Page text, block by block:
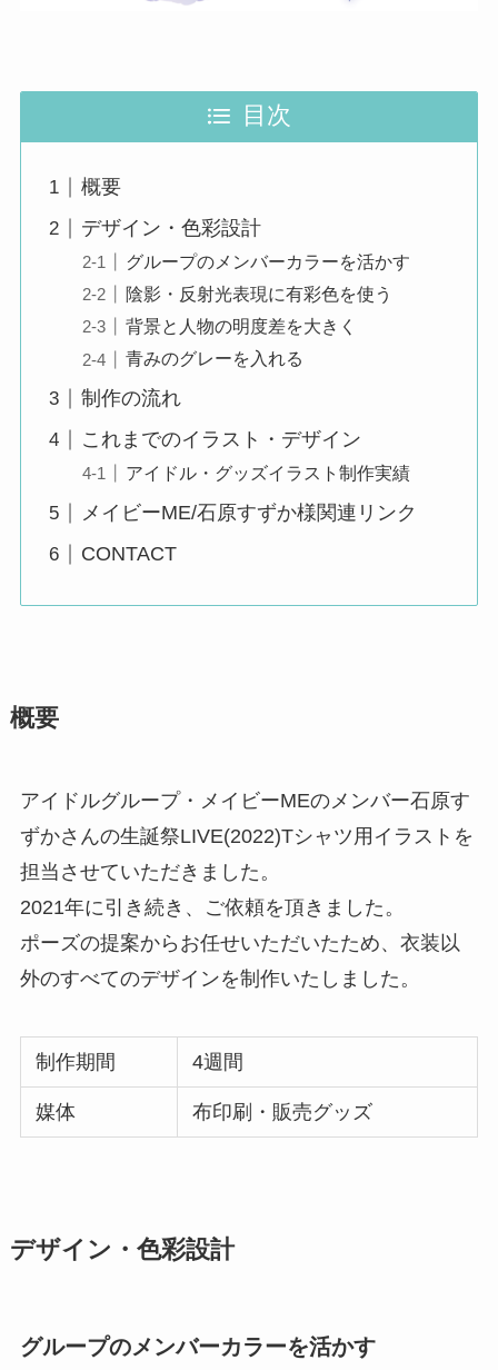
目次
概要
デザイン・色彩設計
グループのメンバーカラーを活かす
陰影・反射光表現に有彩色を使う
背景と人物の明度差を大きく
青みのグレーを入れる
制作の流れ
これまでのイラスト・デザイン
アイドル・グッズイラスト制作実績
メイビーME/石原すずか様関連リンク
CONTACT
概要
アイドルグループ・メイビーMEのメンバー石原す
ずかさんの生誕祭LIVE(2022)Tシャツ用イラストを
担当させていただきました。
2021年に引き続き、ご依頼を頂きました。
ポーズの提案からお任せいただいたため、衣装以
外のすべてのデザインを制作いたしました。
制作期間 4週間
媒体 布印刷・販売グッズ
デザイン・色彩設計
グループのメンバーカラーを活かす